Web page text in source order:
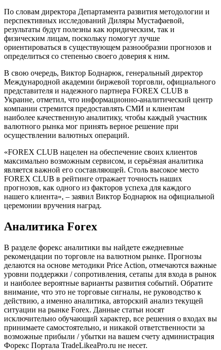
По словам директора Департамента развития методологии и
перспективных исследований Диляры Мустафаевой,
результаты будут полезны как юридическим, так и
физическим лицам, поскольку помогут лучше
ориентироваться в существующем разнообразии прогнозов и
определиться со степенью своего доверия к ним.
В свою очередь, Виктор Боднарюк, генеральный директор
Международной академии биржевой торговли, официального
представителя и надежного партнера FOREX CLUB в
Украине, отметил, что информационно-аналитический центр
компании стремится предоставлять СМИ и клиентам
наиболее качественную аналитику, чтобы каждый участник
валютного рынка мог принять верное решение при
осуществлении валютных операций.
«FOREX CLUB нацелен на обеспечение своих клиентов
максимально возможным сервисом, и серьёзная аналитика
является важной его составляющей. Столь высокое место
FOREX CLUB в рейтинге отражает точность наших
прогнозов, как одного из факторов успеха для каждого
нашего клиента», – заявил Виктор Боднарюк на официальной
церемонии вручения наград.
Аналитика Forex
В разделе форекс аналитики вы найдете ежедневные
рекомендации по торговле на валютном рынке. Прогнозы
делаются на основе методики Price Action, отмечаются важные
уровни поддержки / сопротивления, сетапы для входа в рынок
и наиболее вероятные варианты развития событий. Обратите
внимание, что это не торговые сигналы, не руководство к
действию, а именно аналитика, авторский анализ текущей
ситуации на рынке Forex. Данные статьи носят
исключительно обучающий характер, все решения о входах вы
принимаете самостоятельно, и никакой ответственности за
возможные прибыли / убытки на вашем счету администрация
Форекс Портала TradeLikeaPro.ru не несет.